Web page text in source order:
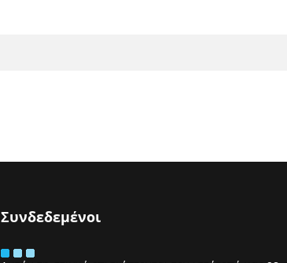
Συνδεδεμένοι